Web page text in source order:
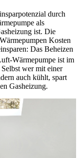
durch
als
ist. Die
Kosten
Das Beheizen
Wärmepumpe ist im
wer mit einer
auch kühlt, spart
Gasheizung.